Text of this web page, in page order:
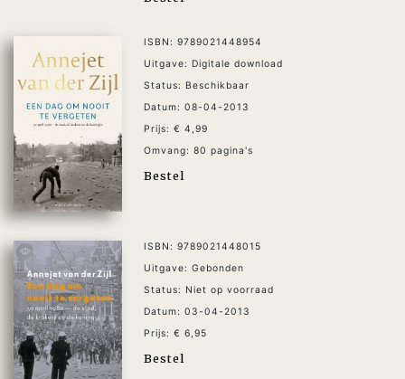
ISBN: 9789021448954
Uitgave: Digitale download
Status: Beschikbaar
Datum: 08-04-2013
Prijs: € 4,99
Omvang: 80 pagina's
Bestel
ISBN: 9789021448015
Uitgave: Gebonden
Status: Niet op voorraad
Datum: 03-04-2013
Prijs: € 6,95
Bestel